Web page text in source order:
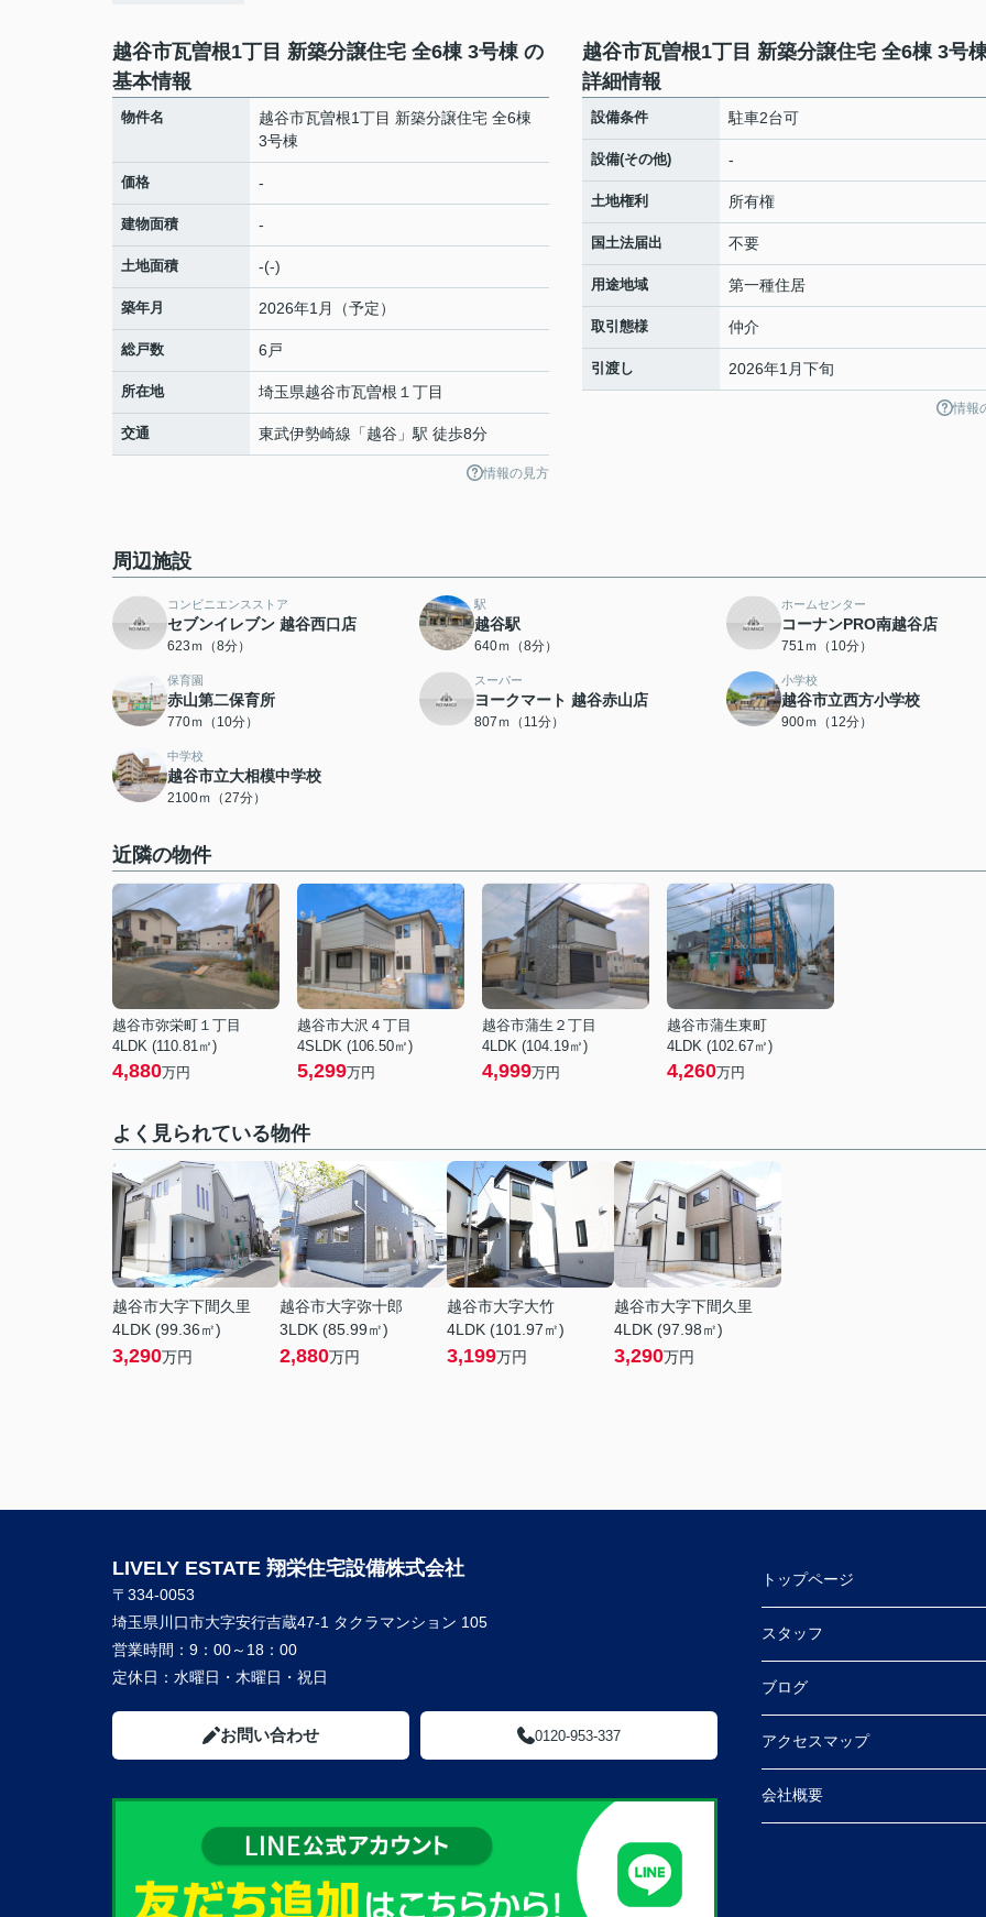
越谷市瓦曽根1丁目 新築分譲住宅 全6棟 3号棟 の
基本情報
物件名
越谷市瓦曽根1丁目 新築分譲住宅 全6棟
3号棟
価格 -
建物面積 -
土地面積 -(-)
築年月 2026年1月（予定）
総戸数 6戸
所在地 埼玉県越谷市瓦曽根 １丁目
交通 東武伊勢崎線 「越谷 」駅 徒歩8分
情報の見方
越谷市瓦曽根1丁目 新築分譲住宅 全6棟 3号
詳細情報
設備条件 駐車2台可
設備(その他) -
土地権利 所有権
国土法届出 不要
用途地域 第一種住居
取引態様 仲介
引渡し 2026年1月下旬
情報
周辺施設
コンビニエンスストア
セブンイレブン 越谷西口店
623ｍ（8分）
駅
越谷駅
640ｍ（8分）
ホームセンター
コーナンPRO南越谷店
751ｍ（10分）
保育園
赤山第二保育所
770ｍ（10分）
スーパー
ヨークマート 越谷赤山店
807ｍ（11分）
小学校
越谷市立西方小学校
900ｍ（12分）
中学校
越谷市立大相模中学校
2100ｍ（27分）
近隣の物件
越谷市弥栄町１丁目
4LDK (110.81㎡)
4,880万円
越谷市大沢４丁目
4SLDK (106.50㎡)
5,299万円
越谷市蒲生２丁目
4LDK (104.19㎡)
4,999万円
越谷市蒲生東町
4LDK (102.67㎡)
4,260万円
よく見られている物件
越谷市大字下間久里
4LDK (99.36㎡)
3,290万円
越谷市大字弥十郎
3LDK (85.99㎡)
2,880万円
越谷市大字大竹
4LDK (101.97㎡)
3,199万円
越谷市大字下間久里
4LDK (97.98㎡)
3,290万円
LIVELY ESTATE 翔栄住宅設備株式会社
〒334-0053
埼玉県川口市大字安行吉蔵47-1 タクラマンション 105
営業時間： 9：00～18：00
定休日： 水曜日・木曜日・祝日
お問い合わせ 0120-953-337
トップページ
スタッフ
ブログ
アクセスマップ
会社概要